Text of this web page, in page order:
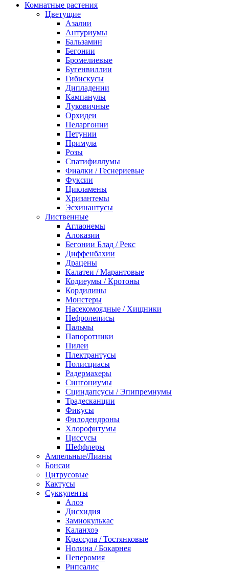
Комнатные растения
Цветущие
Азалии
Антуриумы
Бальзамин
Бегонии
Бромелиевые
Бугенвиллии
Гибискусы
Дипладении
Кампанулы
Луковичные
Орхидеи
Пеларгонии
Петунии
Примула
Розы
Спатифиллумы
Фиалки / Геснериевые
Фуксии
Цикламены
Хризантемы
Эсхинантусы
Лиственные
Аглаонемы
Алоказии
Бегонии Блад / Рекс
Диффенбахии
Драцены
Калатеи / Марантовые
Кодиеумы / Кротоны
Кордилины
Монстеры
Насекомоядные / Хищники
Нефролеписы
Пальмы
Папоротники
Пилеи
Плектрантусы
Полисциасы
Радермахеры
Сингониумы
Сциндапсусы / Эпипремнумы
Традесканции
Фикусы
Филодендроны
Хлорофитумы
Циссусы
Шеффлеры
Ампельные/Лианы
Бонсаи
Цитрусовые
Кактусы
Суккуленты
Алоэ
Дисхидия
Замиокулькас
Каланхоэ
Крассула / Тостянковые
Нолина / Бокарнея
Пеперомия
Рипсалис